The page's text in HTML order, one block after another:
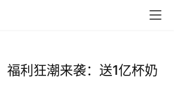
福利狂潮来袭：送1亿杯奶